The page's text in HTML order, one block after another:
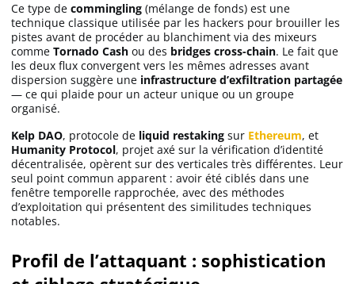
Ce type de commingling (mélange de fonds) est une
technique classique utilisée par les hackers pour brouiller les
pistes avant de procéder au blanchiment via des mixeurs
comme Tornado Cash ou des bridges cross-chain. Le fait que
les deux flux convergent vers les mêmes adresses avant
dispersion suggère une infrastructure d’exfiltration partagée
— ce qui plaide pour un acteur unique ou un groupe
organisé.
Kelp DAO, protocole de liquid restaking sur Ethereum, et
Humanity Protocol, projet axé sur la vérification d’identité
décentralisée, opèrent sur des verticales très différentes. Leur
seul point commun apparent : avoir été ciblés dans une
fenêtre temporelle rapprochée, avec des méthodes
d’exploitation qui présentent des similitudes techniques
notables.
Profil de l’attaquant : sophistication